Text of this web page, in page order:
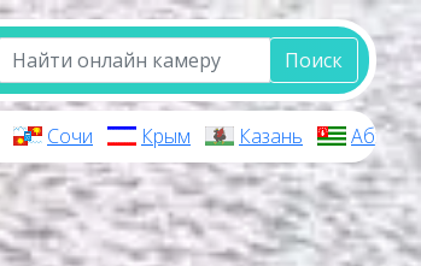
Поиск
Сочи Крым Казань